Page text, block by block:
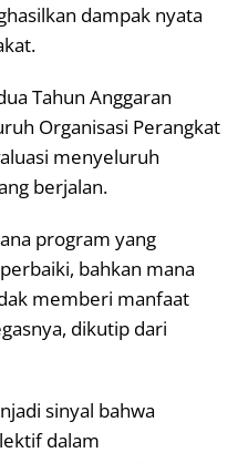
dampak nyata
Tahun Anggaran
Organisasi Perangkat
menyeluruh
berjalan.
program yang
bahkan mana
memberi manfaat
dikutip dari
sinyal bahwa
dalam